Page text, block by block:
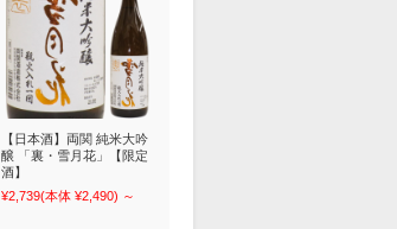
【日本酒】両関 純米大吟
醸 「裏・雪月花」【限定
酒】
¥2,739(本体 ¥2,490) ～